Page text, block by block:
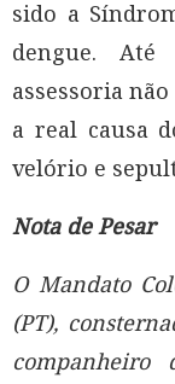
sido a
dengue.
assessoria
a real causa
velório e
Nota de Pesar
O Mandato
(PT),
companheiro